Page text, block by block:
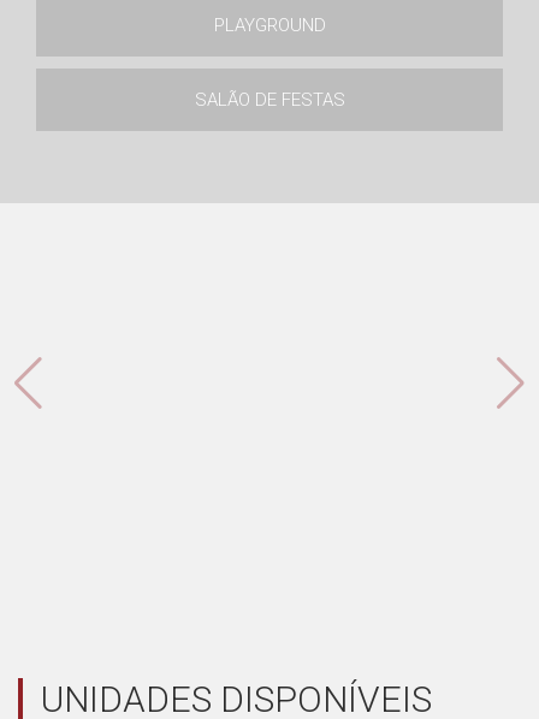
PLAYGROUND
SALÃO DE FESTAS
UNIDADES DISPONÍVEIS